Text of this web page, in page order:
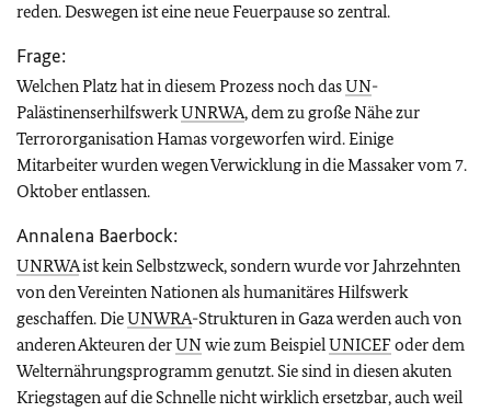
reden. Deswegen ist eine neue Feuerpause so zentral.
Frage:
Welchen Platz hat in diesem Prozess noch dasUN-
PalästinenserhilfswerkUNRWA, dem zu große Nähe zur
Terrororganisation Hamas vorgeworfen wird. Einige
Mitarbeiter wurden wegen Verwicklung in die Massaker vom 7.
Oktober entlassen.
Annalena Baerbock:
UNRWAist kein Selbstzweck, sondern wurde vor Jahrzehnten
von den Vereinten Nationen als humanitäres Hilfswerk
geschaffen. DieUNWRA-Strukturen in Gaza werden auch von
anderen Akteuren derUNwie zum BeispielUNICEFoder dem
Welternährungsprogramm genutzt. Sie sind in diesen akuten
Kriegstagen auf die Schnelle nicht wirklich ersetzbar, auch weil